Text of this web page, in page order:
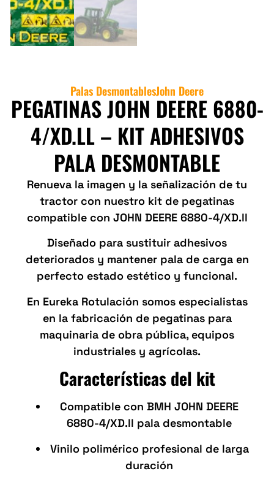
Palas DesmontablesJohn Deere
PEGATINAS JOHN DEERE 6880-
4/XD.LL – KIT ADHESIVOS
PALA DESMONTABLE
Renueva la imagen y la señalización de tu
tractor con nuestro kit de pegatinas
compatible con JOHN DEERE 6880-4/XD.ll
Diseñado para sustituir adhesivos
deteriorados y mantener pala de carga en
perfecto estado estético y funcional.
En Eureka Rotulación somos especialistas
en la fabricación de pegatinas para
maquinaria de obra pública, equipos
industriales y agrícolas.
Características del kit
Compatible con BMH JOHN DEERE
6880-4/XD.ll pala desmontable
Vinilo polimérico profesional de larga
duración